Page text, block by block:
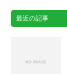
最近の記事